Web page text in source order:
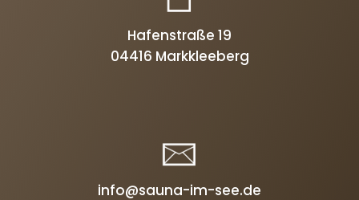
Hafenstraße 19
04416 Markkleeberg
info@sauna-im-see.de